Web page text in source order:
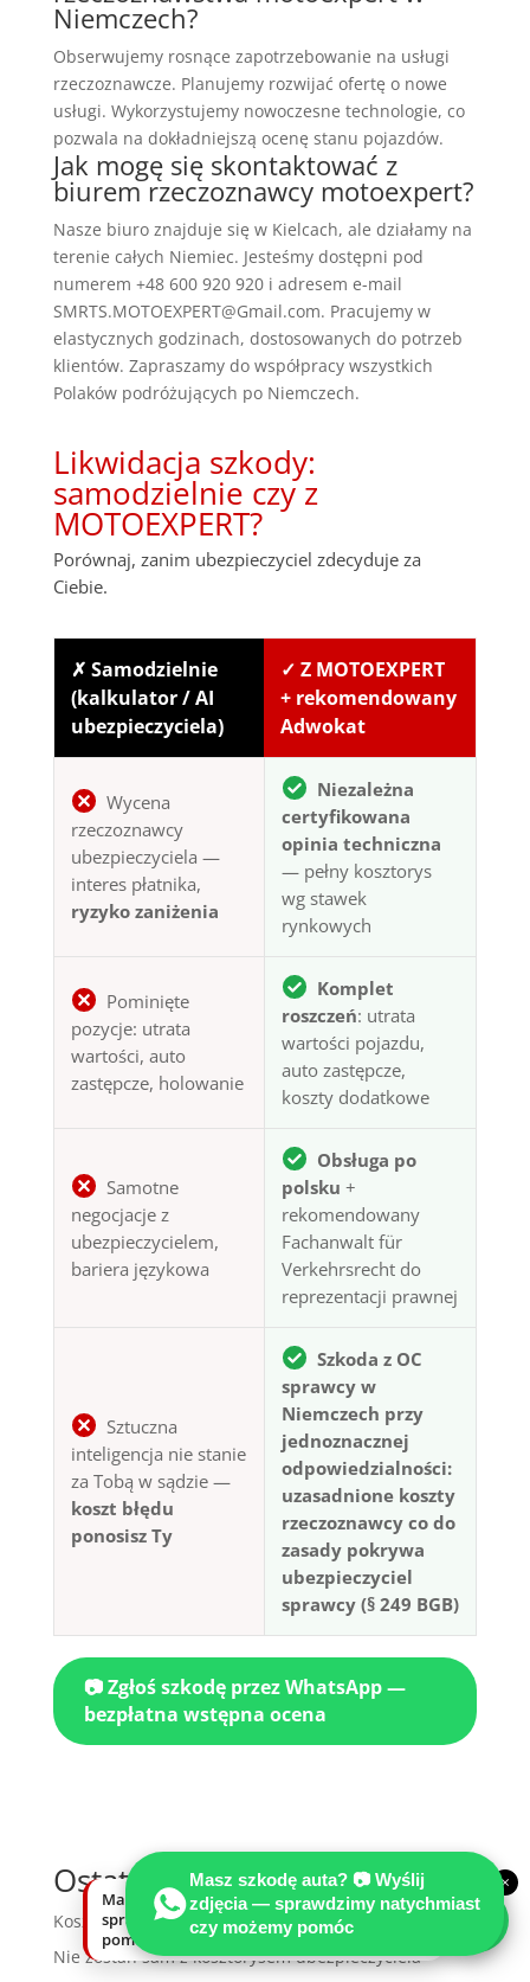
Niemczech?
Obserwujemy rosnące zapotrzebowanie na usługi
rzeczoznawcze. Planujemy rozwijać ofertę o nowe
usługi. Wykorzystujemy nowoczesne technologie, co
pozwala na dokładniejszą ocenę stanu pojazdów.
Jak mogę się skontaktować z
biurem rzeczoznawcy motoexpert?
Nasze biuro znajduje się w Kielcach, ale działamy na
terenie całych Niemiec. Jesteśmy dostępni pod
numerem +48 600 920 920 i adresem e-mail
SMRTS.MOTOEXPERT@Gmail.com. Pracujemy w
elastycznych godzinach, dostosowanych do potrzeb
klientów. Zapraszamy do współpracy wszystkich
Polaków podróżujących po Niemczech.
Likwidacja szkody:
samodzielnie czy z
MOTOEXPERT?
Porównaj, zanim ubezpieczyciel zdecyduje za
Ciebie.
✗ Samodzielnie
(kalkulator / AI
ubezpieczyciela)
✓ Z MOTOEXPERT
+ rekomendowany
Adwokat
Wycena
rzeczoznawcy
ubezpieczyciela —
interes płatnika,
ryzyko zaniżenia
Niezależna
certyfikowana
opinia techniczna
— pełny kosztorys
wg stawek
rynkowych
Pominięte
pozycje: utrata
wartości, auto
zastępcze, holowanie
Komplet
roszczeń: utrata
wartości pojazdu,
auto zastępcze,
koszty dodatkowe
Samotne
negocjacje z
ubezpieczycielem,
bariera językowa
Obsługa po
polsku +
rekomendowany
Fachanwalt für
Verkehrsrecht do
reprezentacji prawnej
Sztuczna
inteligencja nie stanie
za Tobą w sądzie —
koszt błędu
ponosisz Ty
Szkoda z OC
sprawcy w
Niemczech przy
jednoznacznej
odpowiedzialności:
uzasadnione koszty
rzeczoznawcy co do
zasady pokrywa
ubezpieczyciel
sprawcy (§ 249 BGB)
📷 Zgłoś szkodę przez WhatsApp —
bezpłatna wstępna ocena
Ostatnie wpisy
Koszt opinii to inwestycja w fakty techniczne
Nie zostań sam z kosztorysem ubezpieczyciela
Masz szkodę auta? 📷 Wyślij
zdjęcia — sprawdzimy natychmiast
czy możemy pomóc
×
Masz szkodę auta? Wyślij zdjęcia —
sprawdzimy natychmiast, czy możemy
pomóc.